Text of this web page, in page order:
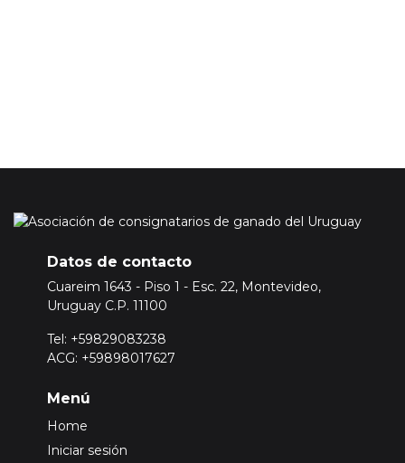
Datos de contacto
Cuareim 1643 - Piso 1 - Esc. 22, Montevideo,
Uruguay C.P. 11100
Tel: +59829083238
ACG: +59898017627
Menú
Home
Iniciar sesión